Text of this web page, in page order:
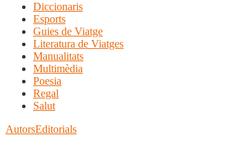
Diccionaris
Esports
Guies de Viatge
Literatura de Viatges
Manualitats
Multimèdia
Poesia
Regal
Salut
AutorsEditorials